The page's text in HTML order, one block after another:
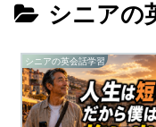
シニアの
シニアの英会話学習